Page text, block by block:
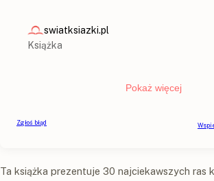
Ta książka prezentuje 30 najciekawszych ras